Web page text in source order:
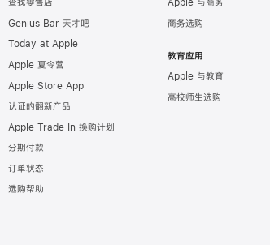
查找零售店
Genius Bar 天才吧
Today at Apple
Apple 夏令营
Apple Store App
认证的翻新产品
Apple Trade In 换购计划
分期付款
订单状态
选购帮助
Apple 与商务
商务选购
教育应用
Apple 与教育
高校师生选购